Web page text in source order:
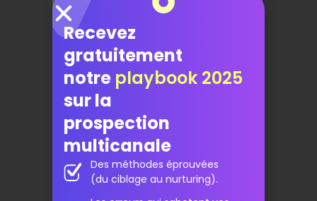
Essayer gratuitement
Magileads ↗️
Exemples de réussite
Optimisation de la prospection B2B
Une entreprise a intégré l’emailing et
LinkedIn pour améliorer ses taux de
conversion. En utilisant Magileads, elle a
pu automatiser ses campagnes et
Recevez
gratuitement
notre playbook 2025
sur la
prospection
multicanale
Des méthodes éprouvées
(du ciblage au nurturing).